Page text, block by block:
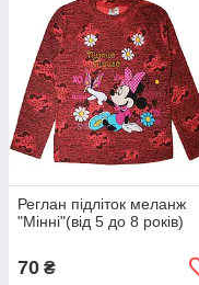
Реглан підліток меланж
"Мінні"(від 5 до 8 років)
70 ₴